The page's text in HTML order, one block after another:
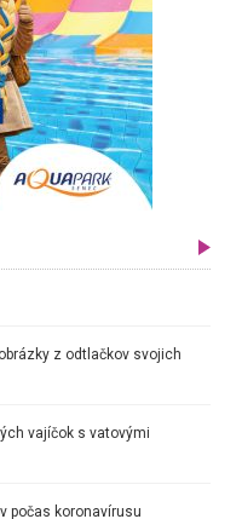
z odtlačkov svojich
vajíčok s vatovými
počas koronavírusu